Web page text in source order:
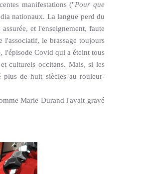
manifestations ("Pour que
nationaux. La langue perd du
et l'enseignement, faute
l'associatif, le brassage toujours
l'épisode Covid qui a éteint tous
culturels occitans. Mais, si les
plus de huit siècles au rouleur-
Marie Durand l'avait gravé